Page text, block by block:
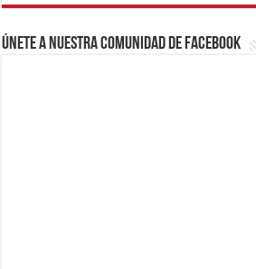
Únete a nuestra comunidad de Facebook